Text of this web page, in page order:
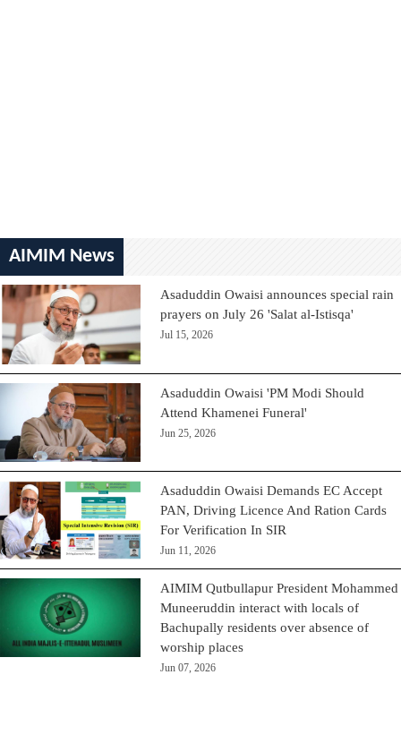
AIMIM News
Asaduddin Owaisi announces special rain
prayers on July 26 'Salat al-Istisqa'
Jul 15, 2026
Asaduddin Owaisi 'PM Modi Should
Attend Khamenei Funeral'
Jun 25, 2026
Asaduddin Owaisi Demands EC Accept
PAN, Driving Licence And Ration Cards
For Verification In SIR
Jun 11, 2026
AIMIM Qutbullapur President Mohammed
Muneeruddin interact with locals of
Bachupally residents over absence of
worship places
Jun 07, 2026